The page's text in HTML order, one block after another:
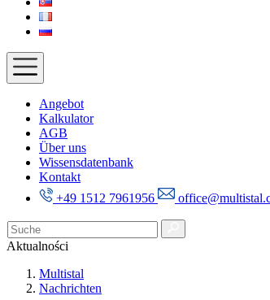
Angebot
Kalkulator
AGB
Über uns
Wissensdatenbank
Kontakt
+49 1512 7961956
Aktualności
Multistal
Nachrichten